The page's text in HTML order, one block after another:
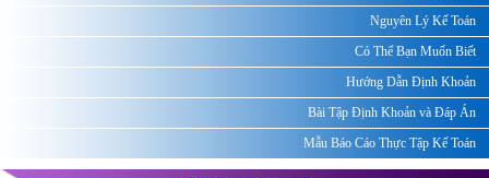
Nguyên Lý Kế Toán
Có Thể Bạn Muốn Biết
Hướng Dẫn Định Khoản
Bài Tập Định Khoản và Đáp Án
Mẫu Báo Cáo Thực Tập Kế Toán